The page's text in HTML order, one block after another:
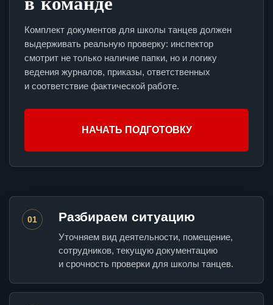
Комплект документов для школы танцев должен
выдерживать реальную проверку: инспектор
смотрит не только наличие папки, но и логику
ведения журналов, приказы, ответственных
и соответствие фактической работе.
НАЧАТЬ ПОДГОТОВКУ
01 Разбираем ситуацию
Уточняем вид деятельности, помещение,
сотрудников, текущую документацию
и срочность проверки для школы танцев.